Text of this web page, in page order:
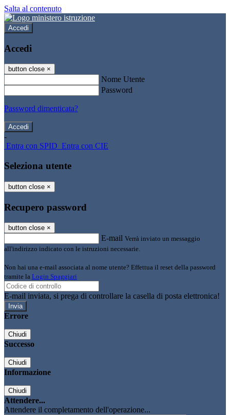
Salta al contenuto
Accedi
Accedi
button close ×
Nome Utente
Password
Password dimenticata?
-
Entra con SPID Entra con CIE
Seleziona utente
button close ×
Recupero password
button close ×
E-mail Verrà inviato un messaggio
all'indirizzo indicato con le istruzioni necessarie.
Non hai una e-mail associata al nome utente? Effettua il reset della password
tramite la Login Spaggiari
E-mail inviata, si prega di controllare la casella di posta elettronica!
Errore
Chiudi
Successo
Chiudi
Informazione
Chiudi
Attendere...
Attendere il completamento dell'operazione...